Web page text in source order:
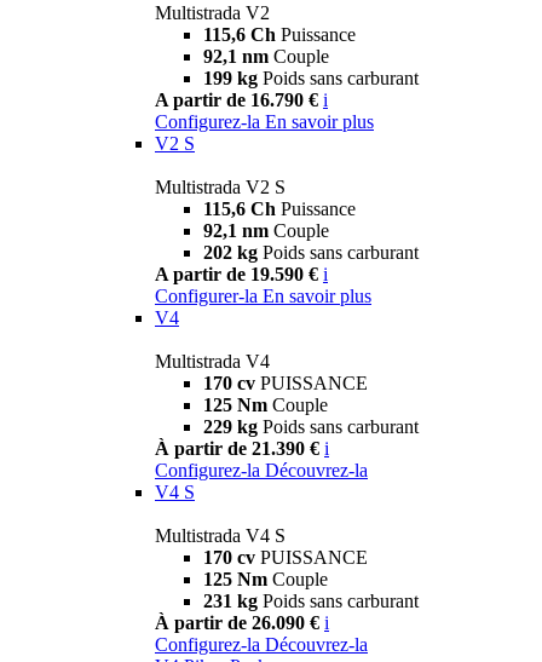
Multistrada V2
115,6 Ch Puissance
92,1 nm Couple
199 kg Poids sans carburant
A partir de 16.790 € i
Configurez-la En savoir plus
V2 S
Multistrada V2 S
115,6 Ch Puissance
92,1 nm Couple
202 kg Poids sans carburant
A partir de 19.590 € i
Configurer-la En savoir plus
V4
Multistrada V4
170 cv PUISSANCE
125 Nm Couple
229 kg Poids sans carburant
À partir de 21.390 € i
Configurez-la Découvrez-la
V4 S
Multistrada V4 S
170 cv PUISSANCE
125 Nm Couple
231 kg Poids sans carburant
À partir de 26.090 € i
Configurez-la Découvrez-la